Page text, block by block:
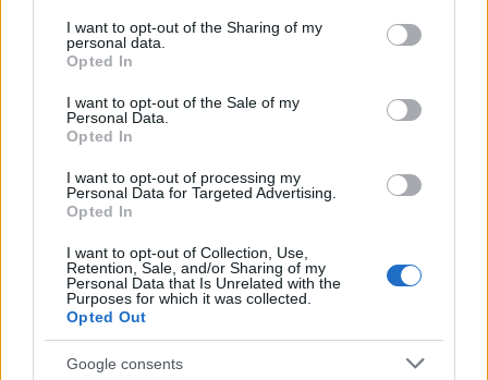
not limited to your visit or usage behaviour. You may click to
grant or deny consent to Google and its third-party tags to
use your data for below specified purposes in below Google
consent section.
I want to opt-out of the Sharing of my
personal data.
Opted In
I want to opt-out of the Sale of my
Personal Data.
Opted In
I want to opt-out of processing my
Personal Data for Targeted Advertising.
Opted In
I want to opt-out of Collection, Use,
Retention, Sale, and/or Sharing of my
Personal Data that Is Unrelated with the
Purposes for which it was collected.
Opted Out
Google consents
Ενταγμένο απόλυτα στο φυσικό περιβάλλον με
παραδοσιακή αρχιτεκτονική και λιτή πολυτέλεια,